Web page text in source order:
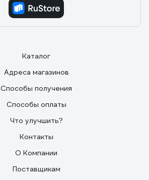
Каталог
Адреса магазинов
Способы получения
Способы оплаты
Что улучшить?
Контакты
О Компании
Поставщикам